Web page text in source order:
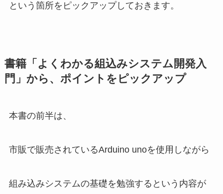
という箇所をピックアップしておきます。
書籍「よくわかる組込みシステム開発入
門」から、ポイントをピックアップ
本書の前半は、
市販で販売されているArduino unoを使用しながら
組み込みシステムの基礎を勉強するという内容が